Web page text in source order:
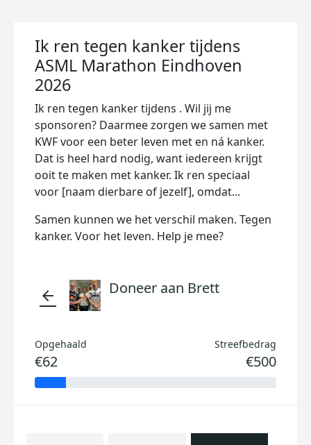
Ik ren tegen kanker tijdens
ASML Marathon Eindhoven
2026
Ik ren tegen kanker tijdens . Wil jij me
sponsoren? Daarmee zorgen we samen met
KWF voor een beter leven met en ná kanker.
Dat is heel hard nodig, want iedereen krijgt
ooit te maken met kanker. Ik ren speciaal
voor [naam dierbare of jezelf], omdat...
Samen kunnen we het verschil maken. Tegen
kanker. Voor het leven. Help je mee?
arrow_back Doneer aan Brett
Opgehaald
€62
Streefbedrag
€500